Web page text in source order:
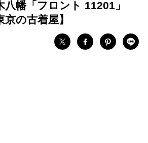
八幡「フロント 11201」
京の古着屋】